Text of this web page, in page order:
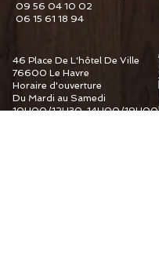
09 56 04 10 02
06 15 61 18 94
46 Place De L'hôtel De Ville
76600 Le Havre
Horaire d'ouverture
Du Mardi au Samedi
10H00/12H30 14H00/19H00